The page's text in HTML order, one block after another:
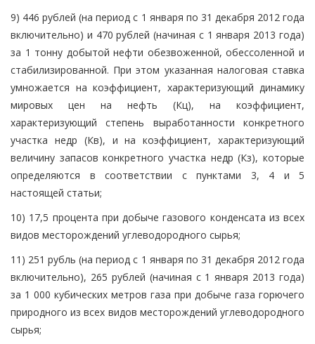
9) 446 рублей (на период с 1 января по 31 декабря 2012 года
включительно) и 470 рублей (начиная с 1 января 2013 года)
за 1 тонну добытой нефти обезвоженной, обессоленной и
стабилизированной. При этом указанная налоговая ставка
умножается на коэффициент, характеризующий динамику
мировых цен на нефть (Кц), на коэффициент,
характеризующий степень выработанности конкретного
участка недр (Кв), и на коэффициент, характеризующий
величину запасов конкретного участка недр (Кз), которые
определяются в соответствии с пунктами 3, 4 и 5
настоящей статьи;
10) 17,5 процента при добыче газового конденсата из всех
видов месторождений углеводородного сырья;
11) 251 рубль (на период с 1 января по 31 декабря 2012 года
включительно), 265 рублей (начиная с 1 января 2013 года)
за 1 000 кубических метров газа при добыче газа горючего
природного из всех видов месторождений углеводородного
сырья;